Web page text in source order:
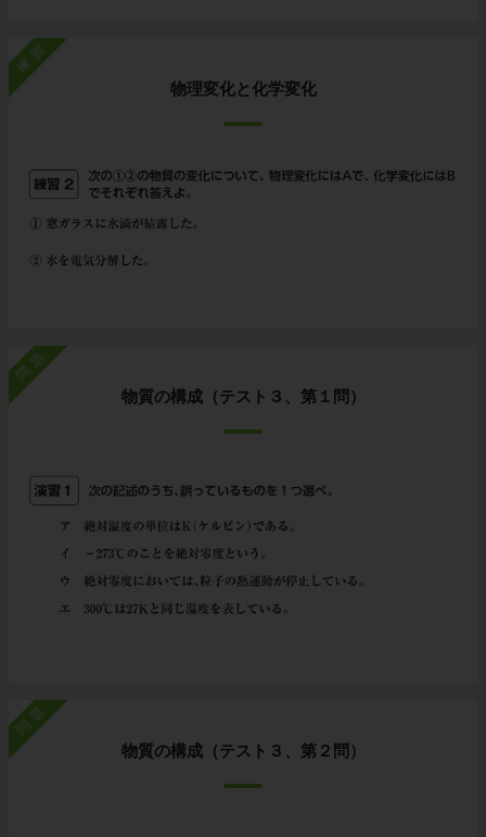
練習
物理変化と化学変化
問題
物質の構成（テスト３、第１問）
問題
物質の構成（テスト３、第２問）